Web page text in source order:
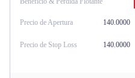
Precio de Apertura 140.0000
Precio de Stop Loss 140.0000